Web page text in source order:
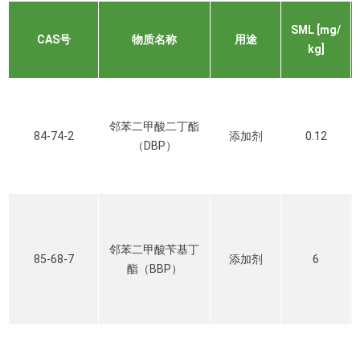
CAS号 物质名称 用途
SML [mg/
kg]
84-74-2
邻苯二甲酸二丁酯
（DBP）
添加剂 0.12
85-68-7
邻苯二甲酸苄基丁
酯（BBP）
添加剂 6